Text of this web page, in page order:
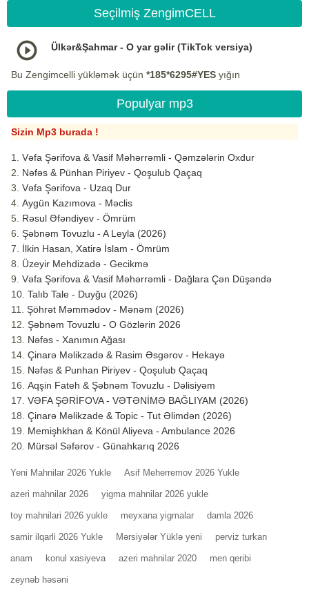
Seçilmiş ZengimCELL
Ülkər&Şahmar - O yar gəlir (TikTok versiya)
Bu Zengimcelli yükləmək üçün *185*6295#YES yığın
Populyar mp3
Sizin Mp3 burada !
Vəfa Şərifova & Vasif Məhərrəmli - Qəmzələrin Oxdur
Nəfəs & Pünhan Piriyev - Qoşulub Qaçaq
Vəfa Şərifova - Uzaq Dur
Aygün Kazımova - Məclis
Rəsul Əfəndiyev - Ömrüm
Şəbnəm Tovuzlu - A Leyla (2026)
İlkin Hasan, Xatirə İslam - Ömrüm
Üzeyir Mehdizadə - Gecikmə
Vəfa Şərifova & Vasif Məhərrəmli - Dağlara Çən Düşəndə
Talıb Tale - Duyğu (2026)
Şöhrət Məmmədov - Mənəm (2026)
Şəbnəm Tovuzlu - O Gözlərin 2026
Nəfəs - Xanımın Ağası
Çinarə Məlikzadə & Rasim Əsgərov - Hekayə
Nəfəs & Punhan Piriyev - Qoşulub Qaçaq
Aqşin Fateh & Şəbnəm Tovuzlu - Dəlisiyəm
VƏFA ŞƏRİFOVA - VƏTƏNİMƏ BAĞLIYAM (2026)
Çinarə Məlikzade & Topic - Tut Əlimdən (2026)
Memişhkhan & Könül Aliyeva - Ambulance 2026
Mürsəl Səfərov - Günahkarıq 2026
Yeni Mahnilar 2026 Yukle Asif Meherremov 2026 Yukle
azeri mahnilar 2026 yigma mahnilar 2026 yukle
toy mahnilari 2026 yukle meyxana yigmalar damla 2026
samir ilqarli 2026 Yukle Mərsiyələr Yüklə yeni perviz turkan
anam konul xasiyeva azeri mahnilar 2020 men qeribi
zeynəb həsəni